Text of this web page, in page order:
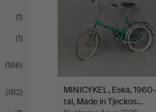
(1)
(1)
(166)
(182)
MINICYKEL, Eska, 1960-
tal, Made in Tjeckos…